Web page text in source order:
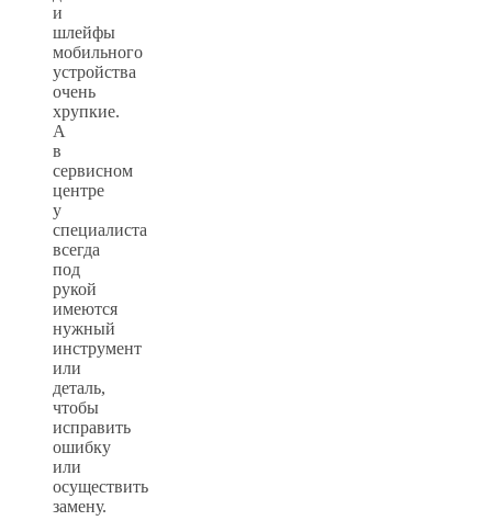
и
шлейфы
мобильного
устройства
очень
хрупкие.
А
в
сервисном
центре
у
специалиста
всегда
под
рукой
имеются
нужный
инструмент
или
деталь,
чтобы
исправить
ошибку
или
осуществить
замену.